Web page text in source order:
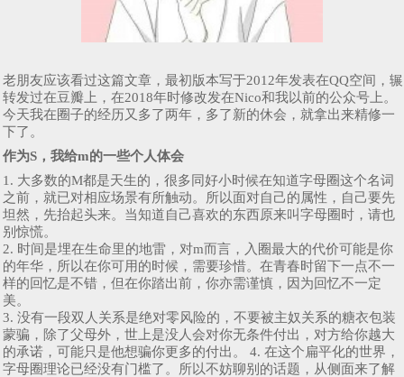
老朋友应该看过这篇文章，最初版本写于2012年发表在QQ空间，辗
转发过在豆瓣上，在2018年时修改发在Nico和我以前的公众号上。
今天我在圈子的经历又多了两年，多了新的休会，就拿出来精修一
下了。
作为S，我给m的一些个人体会
1. 大多数的M都是天生的，很多同好小时候在知道字母圈这个名词
之前，就已对相应场景有所触动。所以面对自己的属性，自己要先
坦然，先抬起头来。当知道自己喜欢的东西原来叫字母圈时，请也
别惊慌。
2. 时间是埋在生命里的地雷，对m而言，入圈最大的代价可能是你
的年华，所以在你可用的时候，需要珍惜。在青春时留下一点不一
样的回忆是不错，但在你踏出前，你亦需谨慎，因为回忆不一定
美。
3. 没有一段双人关系是绝对零风险的，不要被主奴关系的糖衣包装
蒙骗，除了父母外，世上是没人会对你无条件付出，对方给你越大
的承诺，可能只是他想骗你更多的付出。 4. 在这个扁平化的世界，
字母圈理论已经没有门槛了。所以不妨聊别的话题，从侧面来了解